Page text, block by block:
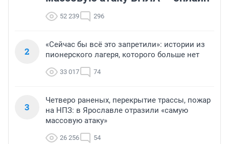
52 239 296
2
«Сейчас бы всё это запретили»: истории из
пионерского лагеря, которого больше нет
33 017 74
3
Четверо раненых, перекрытие трассы, пожар
на НПЗ: в Ярославле отразили «самую
массовую атаку»
26 256 54